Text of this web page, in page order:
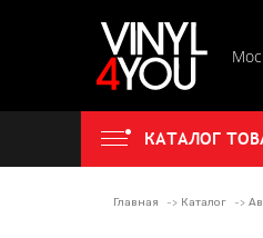
КАТАЛОГ
Главная Каталог